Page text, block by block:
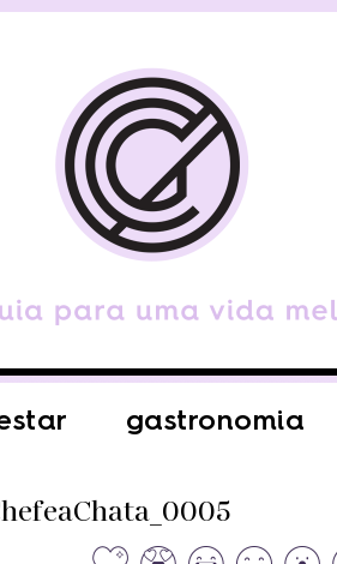
gastronomia